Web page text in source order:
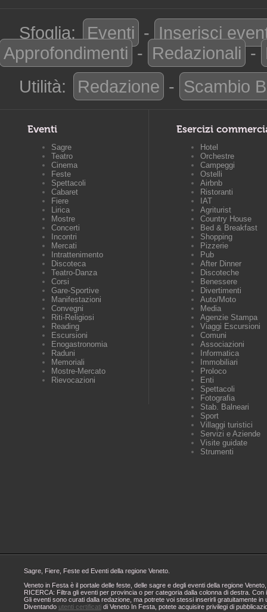
Sfoglia: Eventi - Inserisci
Approfondimenti - Redazionali -
Utilità:
Redazione - Scambio
Eventi
Sagre
Teatro
Cinema
Feste
Spettacoli
Cabaret
Fiere
Lirica
Mostre
Concerti
Incontri
Mercati
Intrattenimento
Discoteca
Teatro-Danza
Corsi
Gare-Sportive
Manifestazioni
Convegni
Riti-Religiosi
Reading
Escursioni
Enogastronomia
Raduni
Memoriali
Mostre-Mercato
Rievocazioni
Esercizi
Hotel
Orchestre
Campeggi
Ostelli
Airbnb
Ristoranti
IAT
Agriturist
Country House
Bed & Breakfast
Shopping
Pizzerie
Pub
After Dinner
Discoteche
Benessere
Divertimenti
Auto/Moto
Media
Agenzie Stampa
Viaggi Escursioni
Comuni
Associazioni
Informatica
Immobiliari
Proloco
Enti
Spettacoli
Fotografia
Stab. Balneari
Sport
Villaggi turistici
Servizi e Aziende
Visite guidate
Strumenti
Sagre, Fiere, Feste ed Eventi della regione Veneto.
Veneto in Festa è il portale delle feste, delle sagre e degli eventi della regione
RICERCA: Filtra gli eventi per provincia o per categoria dalla colonna di destra.
Gli eventi sono curati dalla redazione, ma potrete voi stessi inserirli gratuitamente
Diventando utenti certificati di Veneto In Festa, potete acquisire privilegi di